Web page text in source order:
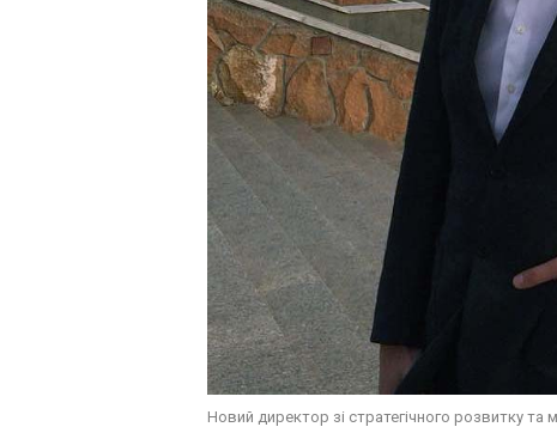
Новий директор зі стратегічного розвитку